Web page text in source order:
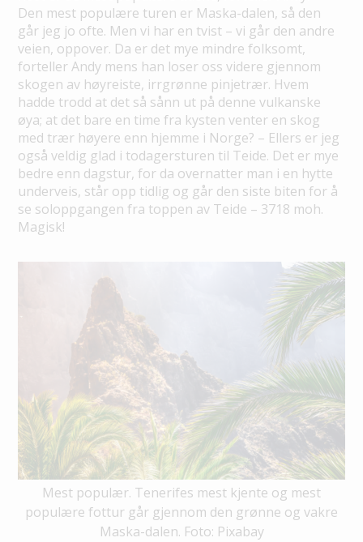
Den mest populære turen er Maska-dalen, så den
går jeg jo ofte. Men vi har en tvist – vi går den andre
veien, oppover. Da er det mye mindre folksomt,
forteller Andy mens han loser oss videre gjennom
skogen av høyreiste, irrgrønne pinjetrær. Hvem
hadde trodd at det så sånn ut på denne vulkanske
øya; at det bare en time fra kysten venter en skog
med trær høyere enn hjemme i Norge? – Ellers er jeg
også veldig glad i todagersturen til Teide. Det er mye
bedre enn dagstur, for da overnatter man i en hytte
underveis, står opp tidlig og går den siste biten for å
se soloppgangen fra toppen av Teide – 3718 moh.
Magisk!
Mest populær. Tenerifes mest kjente og mest
populære fottur går gjennom den grønne og vakre
Maska-dalen. Foto: Pixabay